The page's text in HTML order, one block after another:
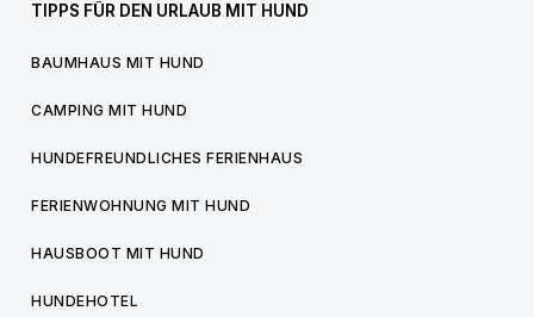
TIPPS FÜR DEN URLAUB MIT HUND
BAUMHAUS MIT HUND
CAMPING MIT HUND
HUNDEFREUNDLICHES FERIENHAUS
FERIENWOHNUNG MIT HUND
HAUSBOOT MIT HUND
HUNDEHOTEL